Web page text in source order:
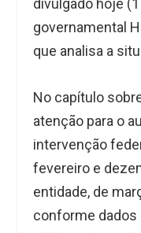
divulgado hoje
governamental
que analisa a
No capítulo
atenção para o
intervenção
fevereiro e
entidade, de
conforme dados